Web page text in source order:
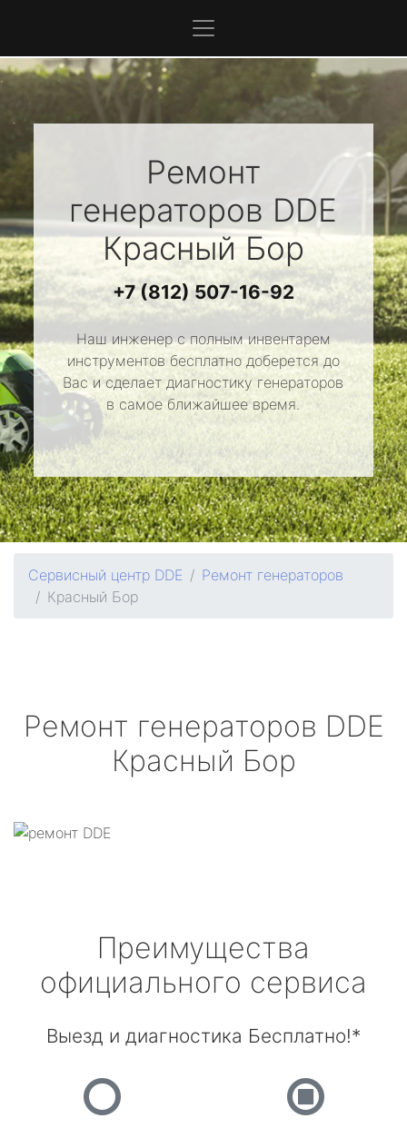
Ремонт
генераторов DDE
Красный Бор
+7 (812) 507-16-92
Наш инженер с полным инвентарем
инструментов бесплатно доберется до
Вас и сделает диагностику генераторов
в самое ближайшее время.
Сервисный центр DDE
Ремонт генераторов
Красный Бор
Ремонт генераторов DDE
Красный Бор
Преимущества
официального сервиса
Выезд и диагностика Бесплатно!*